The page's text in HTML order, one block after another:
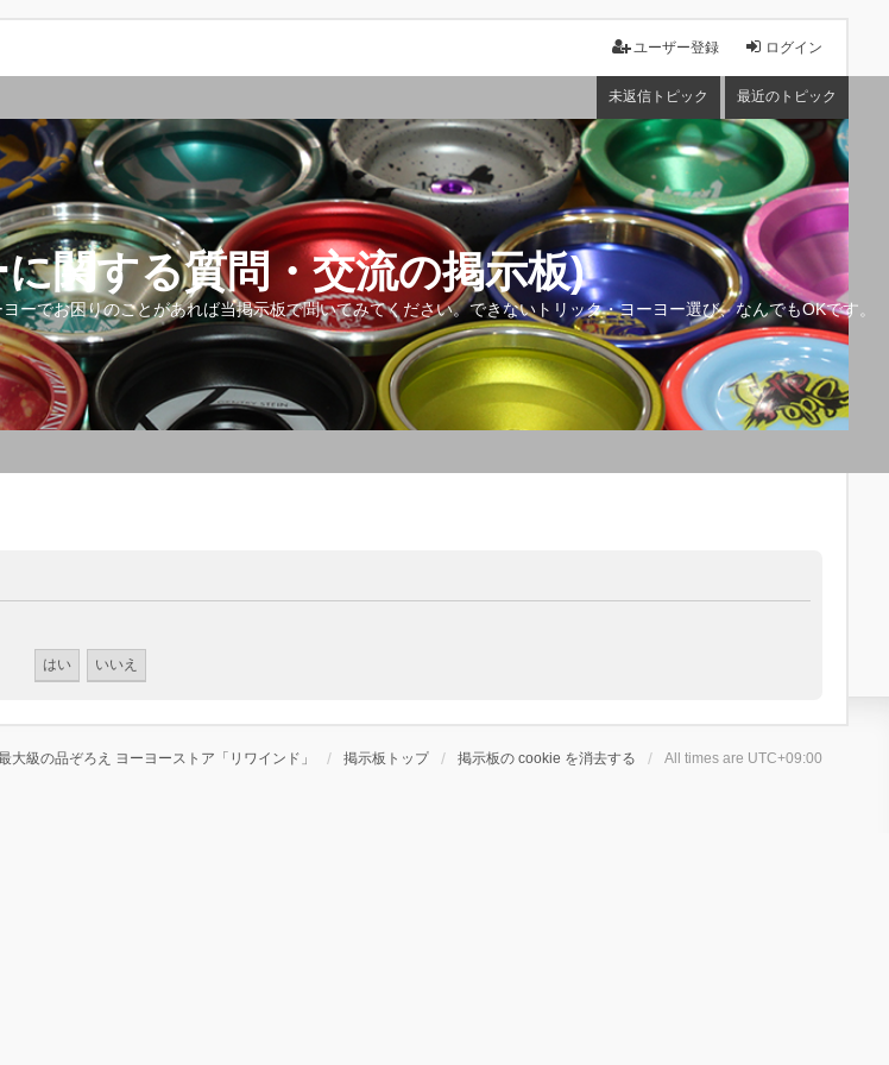
ログイン
ユーザー登録
未返信トピック 最近のトピック
関する質問・交流の掲示板)
でお困りのことがあれば当掲示板で聞いてみてください。できないトリック・ヨーヨー選び、なんでもOKです。
大級の品ぞろえ ヨーヨーストア「リワインド」 掲示板トップ 掲示板の cookie を消去する All times are UTC+09:00